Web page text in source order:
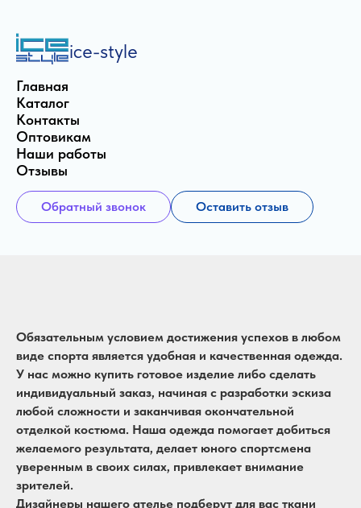
ice-style
Главная
Каталог
Контакты
Оптовикам
Наши работы
Отзывы
Обратный звонок Оставить отзыв
Обязательным условием достижения успехов в любом
виде спорта является удобная и качественная одежда.
У нас можно купить готовое изделие либо сделать
индивидуальный заказ, начиная с разработки эскиза
любой сложности и заканчивая окончательной
отделкой костюма. Наша одежда помогает добиться
желаемого результата, делает юного спортсмена
уверенным в своих силах, привлекает внимание
зрителей.
Дизайнеры нашего ателье подберут для вас ткани